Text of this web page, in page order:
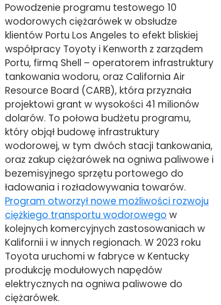
Powodzenie programu testowego 10
wodorowych ciężarówek w obsłudze
klientów Portu Los Angeles to efekt bliskiej
współpracy Toyoty i Kenworth z zarządem
Portu, firmą Shell – operatorem infrastruktury
tankowania wodoru, oraz California Air
Resource Board (CARB), która przyznała
projektowi grant w wysokości 41 milionów
dolarów. To połowa budżetu programu,
który objął budowę infrastruktury
wodorowej, w tym dwóch stacji tankowania,
oraz zakup ciężarówek na ogniwa paliwowe i
bezemisyjnego sprzętu portowego do
ładowania i rozładowywania towarów.
Program otworzył nowe możliwości rozwoju
ciężkiego transportu wodorowego w
kolejnych komercyjnych zastosowaniach w
Kalifornii i w innych regionach. W 2023 roku
Toyota uruchomi w fabryce w Kentucky
produkcję modułowych napędów
elektrycznych na ogniwa paliwowe do
ciężarówek.